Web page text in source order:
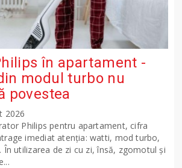
în apartament -
modul turbo nu
povestea
2026
Philips pentru apartament, cifra
imediat atenția: watti, mod turbo,
În utilizarea de zi cu zi, însă, zgomotul și